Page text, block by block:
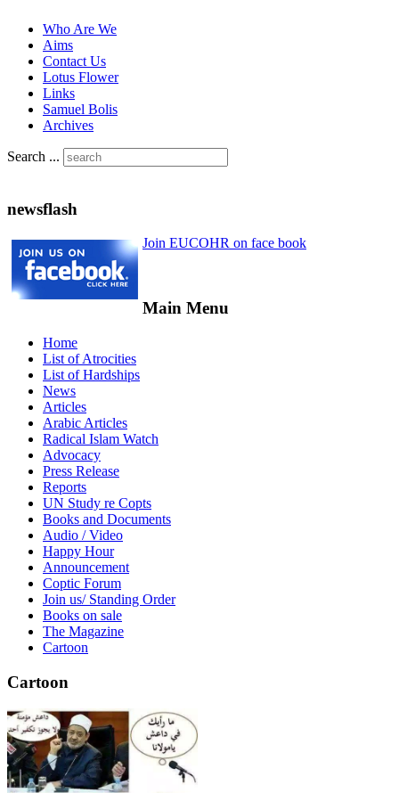
Who Are We
Aims
Contact Us
Lotus Flower
Links
Samuel Bolis
Archives
Search ...
newsflash
Join EUCOHR on face book
Main Menu
Home
List of Atrocities
List of Hardships
News
Articles
Arabic Articles
Radical Islam Watch
Advocacy
Press Release
Reports
UN Study re Copts
Books and Documents
Audio / Video
Happy Hour
Announcement
Coptic Forum
Join us/ Standing Order
Books on sale
The Magazine
Cartoon
Cartoon